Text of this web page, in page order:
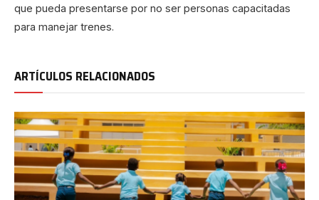
que pueda presentarse por no ser personas capacitadas
para manejar trenes.
ARTÍCULOS RELACIONADOS